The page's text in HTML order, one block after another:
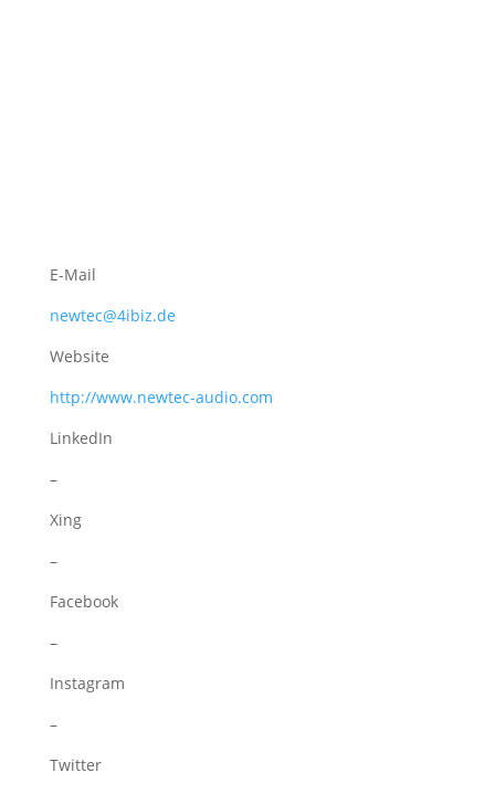
E-Mail
newtec@4ibiz.de
Website
http://www.newtec-audio.com
LinkedIn
–
Xing
–
Facebook
–
Instagram
–
Twitter